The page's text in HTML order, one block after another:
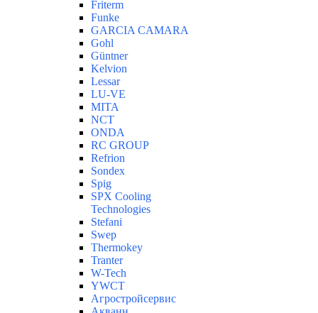
Friterm
Funke
GARCIA CAMARA
Gohl
Güntner
Kelvion
Lessar
LU-VE
MITA
NCT
ONDA
RC GROUP
Refrion
Sondex
Spig
SPX Cooling
Technologies
Stefani
Swep
Thermokey
Tranter
W-Tech
YWCT
Агростройсервис